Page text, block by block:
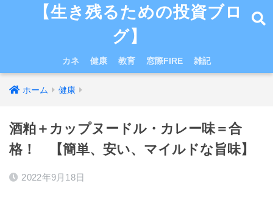
【生き残るための投資ブロ
グ】
カネ 健康 教育 窓際FIRE 雑記
ホーム 健康
酒粕＋カップヌードル・カレー味＝合
格！ 【簡単、安い、マイルドな旨味】
2022年9月18日